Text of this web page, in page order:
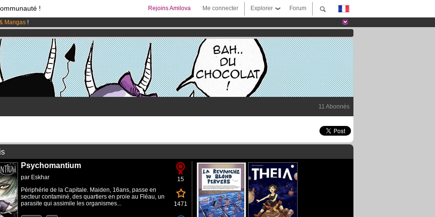
! Forum
Explorer
Me connecter
Rejoins Amilova
Mangas !
eurospar mois !Clique ici pour t'abonner
lancé!.
11 Abonnés
15
1471
Psychomantium
par Eskhar
Périphérie de la Capitale. Maiden, 16ans, passe en
secteur contaminé, des quartiers en proie au Fléau, un
parasite qui assimile les organismes...